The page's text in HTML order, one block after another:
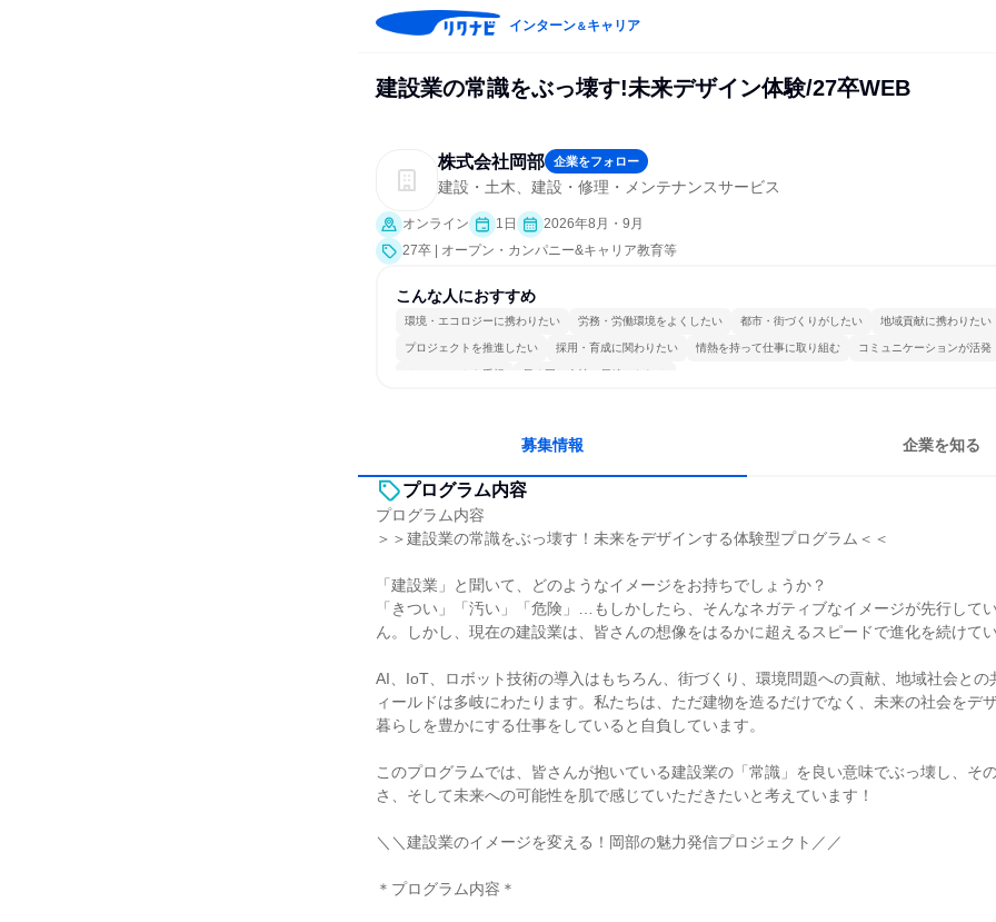
インターン＆キャリア
建設業の常識をぶっ壊す!未来デザイン体験/27卒WEB
株式会社岡部 企業をフォロー
建設・土木、建設・修理・メンテナンスサービス
オンライン 1日
2026年8月・9月
27卒 | オープン・カンパニー&キャリア教育等
こんな人におすすめ
環境・エコロジーに携わりたい 労務・労働環境をよくしたい 都市・街づくりがしたい 地域貢献に携わりたい
プロジェクトを推進したい 採用・育成に関わりたい 情熱を持って仕事に取り組む コミュニケーションが活発
チームワークを重視 長く同じ会社に居続けられる
募集情報 企業を知る
プログラム内容
プログラム内容
＞＞建設業の常識をぶっ壊す！未来をデザインする体験型プログラム＜＜
「建設業」と聞いて、どのようなイメージをお持ちでしょうか？
「きつい」「汚い」「危険」…もしかしたら、そんなネガティブなイメージが先行して
ん。しかし、現在の建設業は、皆さんの想像をはるかに超えるスピードで進化を続けてい
AI、IoT、ロボット技術の導入はもちろん、街づくり、環境問題への貢献、地域社会との
ィールドは多岐にわたります。私たちは、ただ建物を造るだけでなく、未来の社会をデ
暮らしを豊かにする仕事をしていると自負しています。
このプログラムでは、皆さんが抱いている建設業の「常識」を良い意味でぶっ壊し、そ
さ、そして未来への可能性を肌で感じていただきたいと考えています！
＼＼建設業のイメージを変える！岡部の魅力発信プロジェクト／／
＊プログラム内容＊